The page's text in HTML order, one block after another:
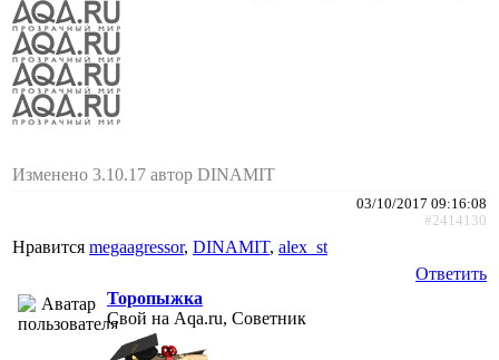
Изменено 3.10.17 автор DINAMIT
03/10/2017 09:16:08
#2414130
Нравится megaagressor, DINAMIT, alex_st
Ответить
Торопыжка
Свой на Aqa.ru, Советник